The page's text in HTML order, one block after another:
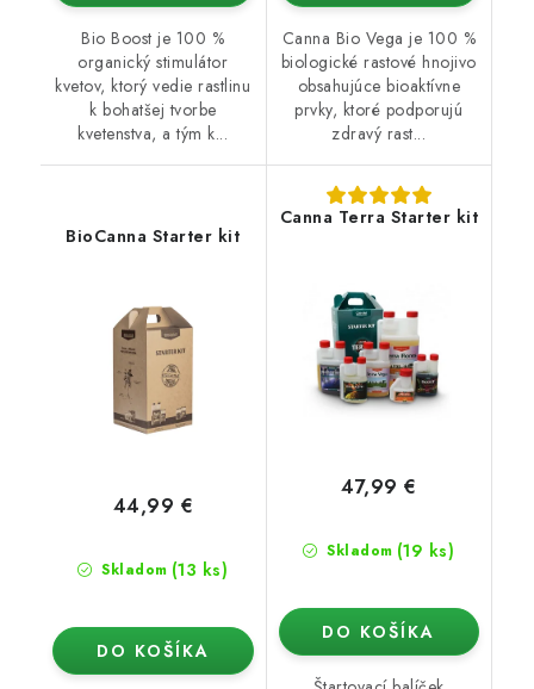
Bio Boost je 100 %
organický stimulátor
kvetov, ktorý vedie rastlinu
k bohatšej tvorbe
kvetenstva, a tým k...
Canna Bio Vega je 100 %
biologické rastové hnojivo
obsahujúce bioaktívne
prvky, ktoré podporujú
zdravý rast...
BioCanna Starter kit
Skladom (13 ks)
44,99 €
DO KOŠÍKA
Canna Terra Starter kit
Skladom (19 ks)
47,99 €
DO KOŠÍKA